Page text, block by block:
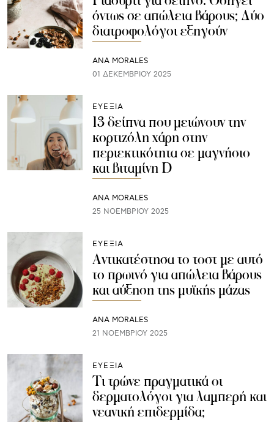
όντως σε απώλεια βάρους; Δύο
διατροφολόγοι εξηγούν
ANA MORALES
01 ΔΕΚΕΜΒΡΊΟΥ 2025
ΕΥΕΞΙΑ
13 δείπνα που μειώνουν την
κορτιζόλη χάρη στην
περιεκτικότητα σε μαγνήσιο
και βιταμίνη D
ANA MORALES
25 ΝΟΕΜΒΡΊΟΥ 2025
ΕΥΕΞΙΑ
Αντικατέστησα το τοστ με αυτό
το πρωινό για απώλεια βάρους
και αύξηση της μυϊκής μάζας
ANA MORALES
21 ΝΟΕΜΒΡΊΟΥ 2025
ΕΥΕΞΙΑ
Τι τρώνε πραγματικά οι
δερματολόγοι για λαμπερή και
νεανική επιδερμίδα;